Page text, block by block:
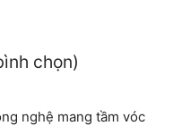
chọn)
nghệ mang tầm vóc